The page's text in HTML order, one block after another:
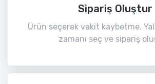
Sipariş Oluştur
Ürün seçerek vakit kaybetme.
zamanı seç ve sipariş